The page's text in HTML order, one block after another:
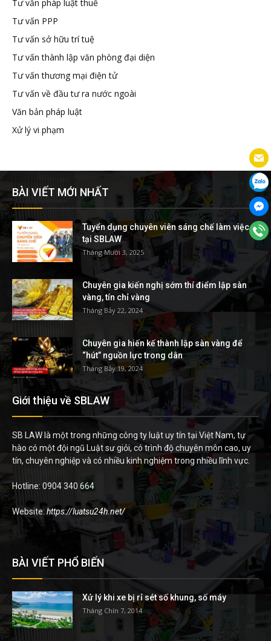
Tư vấn pháp luật thuế
Tư vấn PPP
Tư vấn sở hữu trí tuệ
Tư vấn thành lập văn phòng đại diện
Tư vấn thương mại điện tử
Tư vấn về đầu tư ra nước ngoài
Văn bản pháp luật
Xử lý vi phạm
BÀI VIẾT MỚI NHẤT
Tuyển dụng chuyên viên sáng chế làm việc
tại SBLAW
Tháng Mười 3, 2025
Chuyên gia kiến nghị sớm thí điểm lập sàn
vàng, tín chỉ vàng
Tháng Bảy 22, 2024
Chuyên gia hiến kế thành lập sàn vàng để
“hút” nguồn lực trong dân
Tháng Bảy 19, 2024
Giới thiệu về SBLAW
SB LAW là một trong những công ty luật uy tín tại Việt Nam, tự
hào có một đội ngũ Luật sư giỏi, có trình độ chuyên môn cao, uy
tín, chuyên nghiệp và có nhiều kinh nghiệm trong nhiều lĩnh vực.
Hotline: 0904 340 664
Website: https://luatsu24h.net/
BÀI VIẾT PHỔ BIẾN
Xử lý khi xe bị rỉ sét số khung, số máy
Tháng Chín 7, 2014